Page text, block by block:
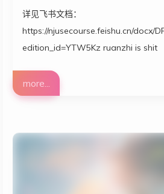
详见飞书文档：
https://njusecourse.feishu.cn/docx/
edition_id=YTW5Kz ruanzhi is shit
more...